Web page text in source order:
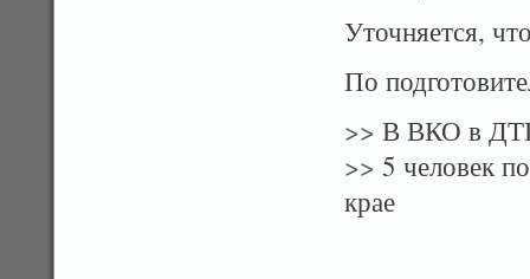
Уточняется,
По
>> В ВКО в ДТП
>> 5 человек
крае